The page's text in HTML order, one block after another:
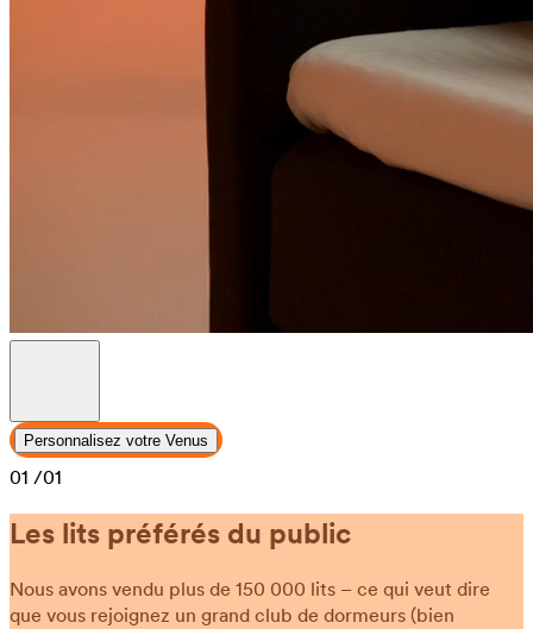
Personnalisez votre Venus
01 /01
Les lits préférés du public
Nous avons vendu plus de 150 000 lits – ce qui veut dire
que vous rejoignez un grand club de dormeurs (bien